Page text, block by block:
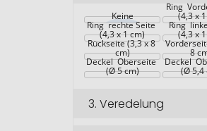
Keine
Ring
(4,3 x
Ring  rechte Seite
(4,3 x 1 cm)
Ring
(4,3 x
Rückseite (3,3 x 8
cm) 8
Deckel  Oberseite
(Ø 5 cm)
Deckel
(Ø 5,4
3.Veredelung